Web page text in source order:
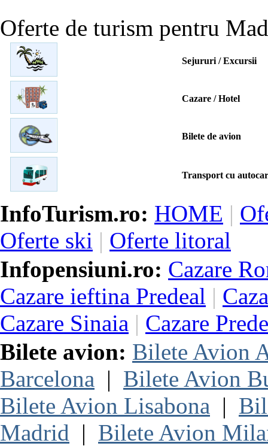
Oferte de turism pentru
Sejururi / Excursii
Cazare / Hotel
Bilete de avion
Transport cu
InfoTurism.ro: HOME |
Oferte ski | Oferte litoral
Infopensiuni.ro: Cazare
Cazare ieftina Predeal |
Cazare Sinaia | Cazare
Bilete avion: Bilete Avion
Barcelona | Bilete Avion
Bilete Avion Lisabona |
Madrid | Bilete Avion